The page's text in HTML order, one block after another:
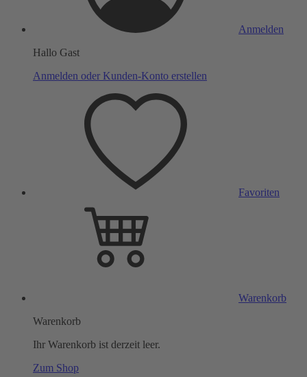
Anmelden
Hallo Gast
Anmelden oder Kunden-Konto erstellen
Favoriten
Warenkorb
Warenkorb
Ihr Warenkorb ist derzeit leer.
Zum Shop